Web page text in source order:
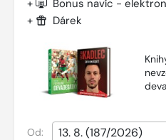
+ Bonus navíc -
+ Dárek
Od: